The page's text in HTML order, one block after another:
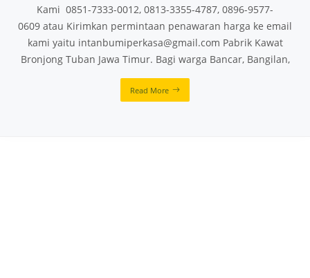
Kami 0851-7333-0012, 0813-3355-4787, 0896-9577-
0609 atau Kirimkan permintaan penawaran harga ke email
kami yaitu intanbumiperkasa@gmail.com Pabrik Kawat
Bronjong Tuban Jawa Timur. Bagi warga Bancar, Bangilan,
Read More